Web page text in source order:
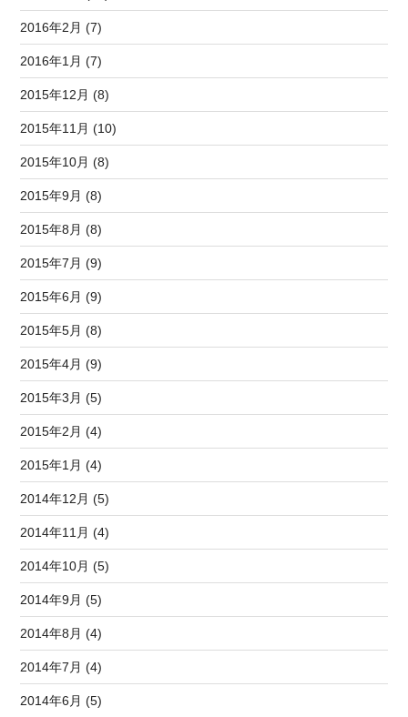
2016年2月 (7)
2016年1月 (7)
2015年12月 (8)
2015年11月 (10)
2015年10月 (8)
2015年9月 (8)
2015年8月 (8)
2015年7月 (9)
2015年6月 (9)
2015年5月 (8)
2015年4月 (9)
2015年3月 (5)
2015年2月 (4)
2015年1月 (4)
2014年12月 (5)
2014年11月 (4)
2014年10月 (5)
2014年9月 (5)
2014年8月 (4)
2014年7月 (4)
2014年6月 (5)